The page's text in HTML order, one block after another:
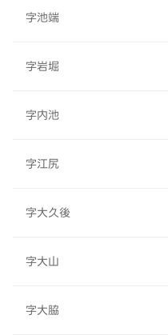
字池端
字岩堀
字内池
字江尻
字大久後
字大山
字大脇